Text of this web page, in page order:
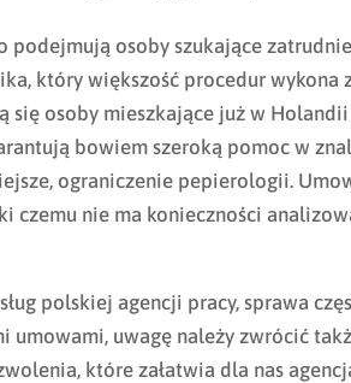
podejmują osoby szukające
który większość procedur wykona
się osoby mieszkające już w
bowiem szeroką pomoc w
ograniczenie pepierologii.
czemu nie ma konieczności
polskiej agencji pracy, sprawa
uwagę należy zwrócić
które załatwia dla nas